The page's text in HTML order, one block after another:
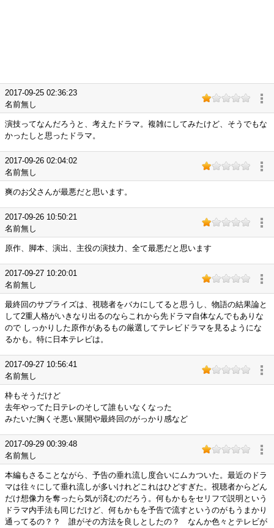
2017-09-25 02:36:23
名前無し
演技ってなんだろうと、考えたドラマ。複雑にしてみたけど、そうでもな
かったしと思ったドラマ。
2017-09-26 02:04:02
名前無し
爽のお父さんが最悪だと思います。
2017-09-26 10:50:21
名前無し
原作、脚本、演出、主役の演技力、全て最悪だと思います
2017-09-27 10:20:01
名前無し
最終回のサプライズは、視聴者をバカにしてると思うし、物語の結果論と
して2重人格がいきなり出るのならこれから先ドラマ自体なんでもありな
ので しっかりした原作があるもの厳選してテレビドラマを見るようにな
るかも。特に日本テレビは。
2017-09-27 10:56:41
名前無し
枠もそうだけど
去年やってた日テレのそして誰もいなくなった
みたいだ胸くそ悪い展開や最終回のがっかり感など
2017-09-29 00:39:48
名前無し
本編もさることながら、予告の垂れ流し度合いにムカついた。最近のドラ
マは往々にして垂れ流しが多いけれどこれはひどすぎた。視聴者からどん
だけ想像力を奪ったら気が済むのだろう。何もかもをセリフで説明という
ドラマ内手法も同じだけど、何もかもを予告で流すというのがもうまかり
通ってるの？？ 誰がその方法を良しとしたの？ なんか色々とテレビが